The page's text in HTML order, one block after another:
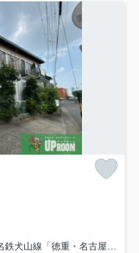
犬山線「徳重・名古屋芸大」駅 徒歩15分